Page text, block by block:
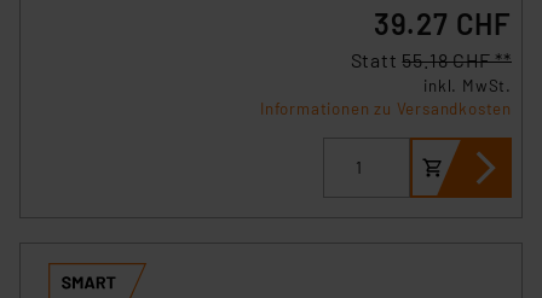
39.27 CHF
Statt55.18 CHF **
inkl. MwSt.
Informationen zu Versandkosten